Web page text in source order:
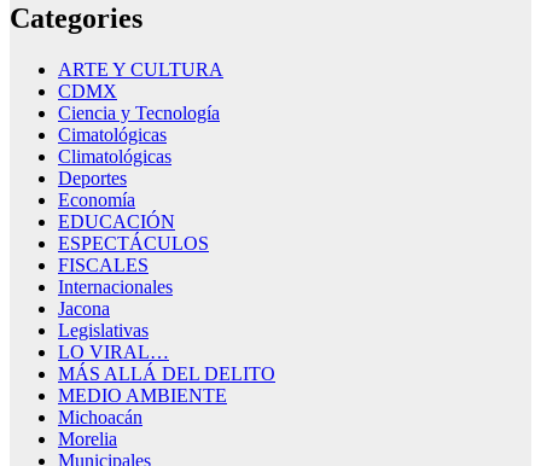
Categories
ARTE Y CULTURA
CDMX
Ciencia y Tecnología
Cimatológicas
Climatológicas
Deportes
Economía
EDUCACIÓN
ESPECTÁCULOS
FISCALES
Internacionales
Jacona
Legislativas
LO VIRAL…
MÁS ALLÁ DEL DELITO
MEDIO AMBIENTE
Michoacán
Morelia
Municipales